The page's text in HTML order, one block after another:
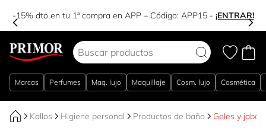
-15% dto en tu 1ª compra en APP – Código: APP15- ¡ENTRAR!
Marcas Perfumes Maq. lujo Maquillaje Cosm. lujo Cosmética
Kallos Higiene personal Productos de baño Geles y